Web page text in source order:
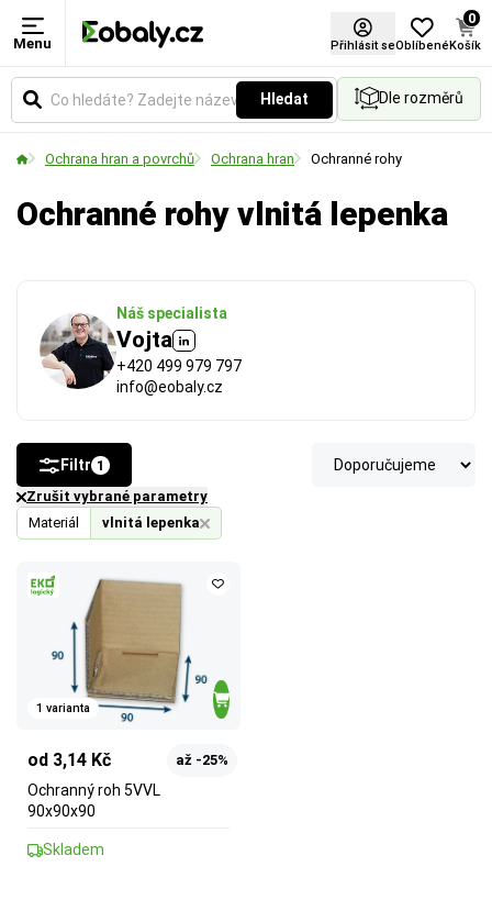
Menu Přihlásit seOblíbené
0
Košík
Hledat Dle rozměrů
Ochrana hran a povrchů Ochrana hran Ochranné rohy
Ochranné rohy vlnitá lepenka
Náš specialista
Vojta
+420 499 979 797
info@eobaly.cz
Materiál vlnitá lepenka
Zrušit vybrané parametry
Filtr 1
1 varianta
od 3,14 Kč až -25%
Ochranný roh 5VVL
90x90x90
Skladem
Materiál
Zvolte typ materiálu podle požadované pevnosti,